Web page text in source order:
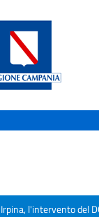
l'intervento del